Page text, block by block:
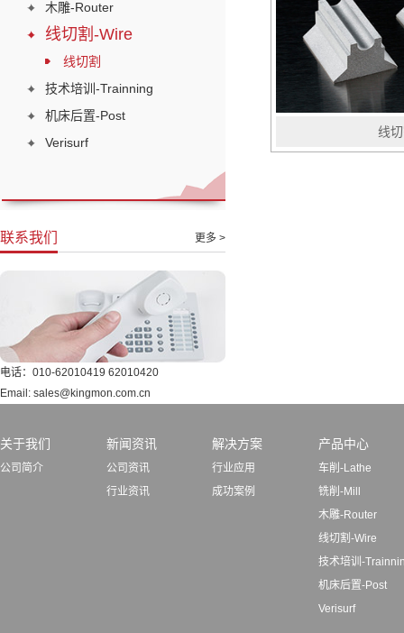
木雕-Router
线切割-Wire
线切割
技术培训-Trainning
机床后置-Post
Verisurf
联系我们 更多 >
电话：010-62010419 62010420
Email: sales@kingmon.com.cn
线
关于我们
公司简介
新闻资讯
公司资讯
行业资讯
解决方案
行业应用
成功案例
产品中心
车削-Lathe
铣削-Mill
木雕-Router
线切割-Wire
技术培训-
机床后置-Post
Verisurf